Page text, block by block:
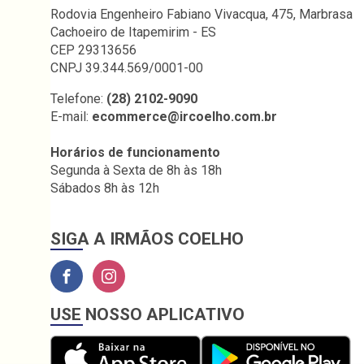
Rodovia Engenheiro Fabiano Vivacqua, 475, Marbrasa
Cachoeiro de Itapemirim - ES
CEP 29313656
CNPJ 39.344.569/0001-00
Telefone: (28) 2102-9090
E-mail: ecommerce@ircoelho.com.br
Horários de funcionamento
Segunda à Sexta de 8h às 18h
Sábados 8h às 12h
SIGA A IRMÃOS COELHO
USE NOSSO APLICATIVO